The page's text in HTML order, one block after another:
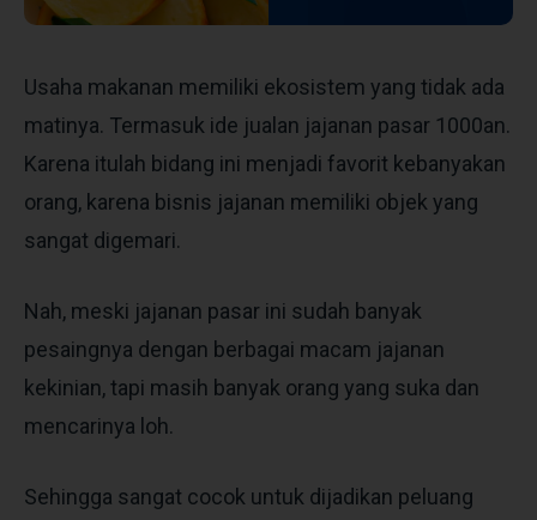
Usaha makanan memiliki ekosistem yang tidak ada
matinya. Termasuk ide jualan jajanan pasar 1000an.
Karena itulah bidang ini menjadi favorit kebanyakan
orang, karena bisnis jajanan memiliki objek yang
sangat digemari.
Nah, meski jajanan pasar ini sudah banyak
pesaingnya dengan berbagai macam jajanan
kekinian, tapi masih banyak orang yang suka dan
mencarinya loh.
Sehingga sangat cocok untuk dijadikan peluang